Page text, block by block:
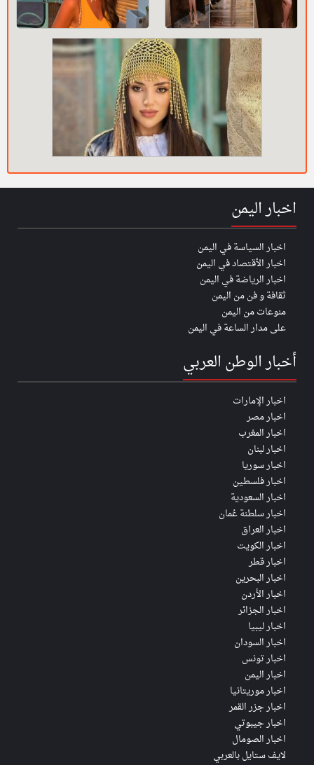
اخبار اليمن
اخبار السياسة في اليمن
اخبار الأقتصاد في اليمن
اخبار الرياضة في اليمن
ثقافة و فن من اليمن
منوعات من اليمن
على مدار الساعة في اليمن
أخبار الوطن العربي
اخبار الإمارات
اخبار مصر
اخبار المغرب
اخبار لبنان
اخبار سوريا
اخبار فلسطين
اخبار السعودية
اخبار سلطنة عُمان
اخبار العراق
اخبار الكويت
اخبار قطر
اخبار البحرين
اخبار الأردن
اخبار الجزائر
اخبار ليبيا
اخبار السودان
اخبار تونس
اخبار اليمن
اخبار موريتانيا
اخبار جزر القمر
اخبار جيبوتي
اخبار الصومال
لايف ستايل بالعربي